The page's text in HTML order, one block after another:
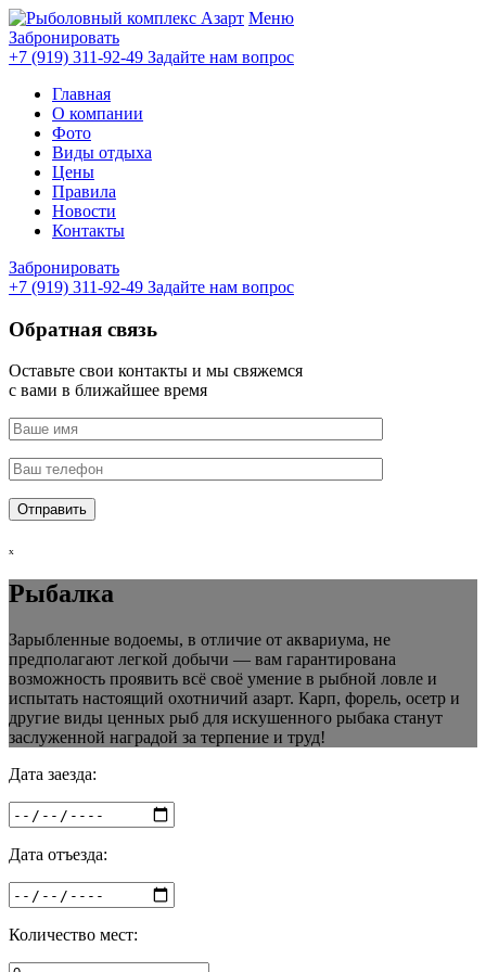
Меню
Забронировать
+7 (919) 311-92-49 Задайте нам вопрос
Главная
О компании
Фото
Виды отдыха
Цены
Правила
Новости
Контакты
Забронировать
+7 (919) 311-92-49 Задайте нам вопрос
Обратная связь
Оставьте свои контакты и мы свяжемся
с вами в ближайшее время
ₓ
Рыбалка
Зарыбленные водоемы, в отличие от аквариума, не
предполагают легкой добычи — вам гарантирована
возможность проявить всё своё умение в рыбной ловле и
испытать настоящий охотничий азарт. Карп, форель, осетр и
другие виды ценных рыб для искушенного рыбака станут
заслуженной наградой за терпение и труд!
Дата заезда:
Дата отъезда:
Количество мест: